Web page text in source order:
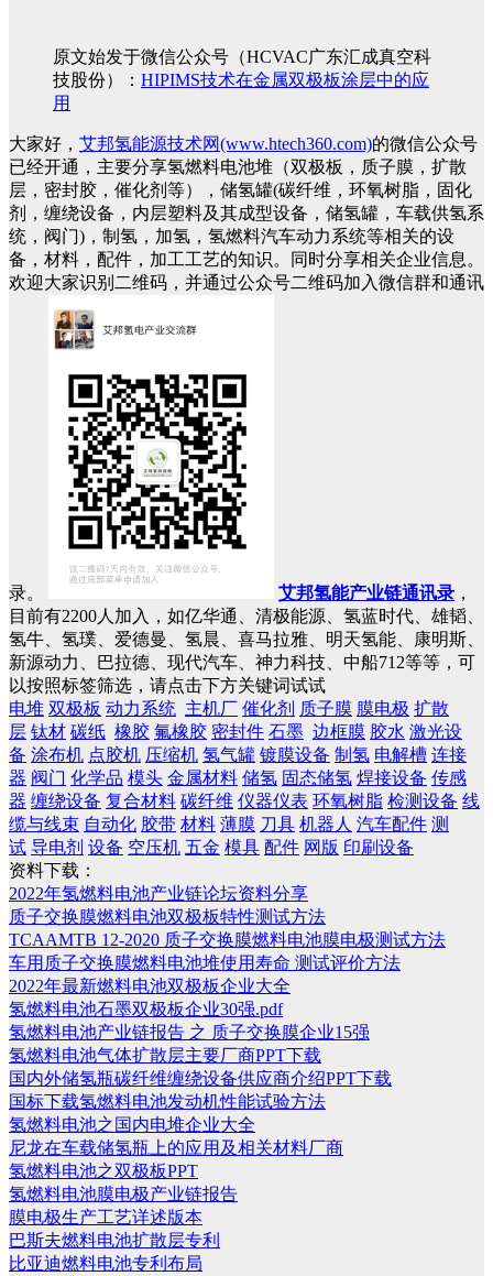
原文始发于微信公众号（HCVAC广东汇成真空科
技股份）： HIPIMS技术在金属双极板涂层中的应
用
大家好， 艾邦氢能源技术网(www.htech360.com)的微信公众号
已经开通，主要分享氢燃料电池堆（双极板，质子膜，扩散
层，密封胶，催化剂等），储氢罐(碳纤维，环氧树脂，固化
剂，缠绕设备，内层塑料及其成型设备，储氢罐，车载供氢系
统，阀门)，制氢，加氢，氢燃料汽车动力系统等相关的设
备，材料，配件，加工工艺的知识。同时分享相关企业信息。
欢迎大家识别二维码，并通过公众号二维码加入微信群和通讯
录。 艾邦氢能产业链通讯录 ，
目前有2200人加入，如亿华通、清极能源、氢蓝时代、雄韬、
氢牛、氢璞、爱德曼、氢晨、喜马拉雅、明天氢能、康明斯、
新源动力、巴拉德、现代汽车、神力科技、中船712等等，可
以按照标签筛选，请点击下方关键词试试
电堆 双极板 动力系统 主机厂 催化剂 质子膜 膜电极 扩散
层 钛材 碳纸 橡胶 氟橡胶 密封件 石墨 边框膜 胶水 激光设
备 涂布机 点胶机 压缩机 氢气罐 镀膜设备 制氢 电解槽 连接
器 阀门 化学品 模头 金属材料 储氢 固态储氢 焊接设备 传感
器 缠绕设备 复合材料 碳纤维 仪器仪表 环氧树脂 检测设备 线
缆与线束 自动化 胶带 材料 薄膜 刀具 机器人 汽车配件 测
试 导电剂 设备 空压机 五金 模具 配件 网版 印刷设备
资料下载：
2022年氢燃料电池产业链论坛资料分享
质子交换膜燃料电池双极板特性测试方法
TCAAMTB 12-2020 质子交换膜燃料电池膜电极测试方法
车用质子交换膜燃料电池堆使用寿命 测试评价方法
2022年最新燃料电池双极板企业大全
氢燃料电池石墨双极板企业30强.pdf
氢燃料电池产业链报告 之 质子交换膜企业15强
氢燃料电池气体扩散层主要厂商PPT下载
国内外储氢瓶碳纤维缠绕设备供应商介绍PPT下载
国标下载氢燃料电池发动机性能试验方法
氢燃料电池之国内电堆企业大全
尼龙在车载储氢瓶上的应用及相关材料厂商
氢燃料电池之双极板PPT
氢燃料电池膜电极产业链报告
膜电极生产工艺详述版本
巴斯夫燃料电池扩散层专利
比亚迪燃料电池专利布局